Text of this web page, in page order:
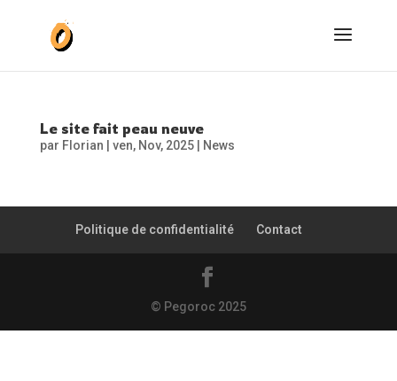
Le site fait peau neuve
par Florian ven, Nov, 2025| News
Politique de confidentialité Contact
© Pegoroc 2025